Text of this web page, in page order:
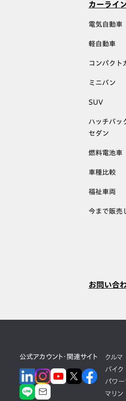
カーライ
電気自動車
軽自動車
コンパクト
ミニバン
SUV
ハッチバッ
セダン
燃料電池車
車種比較
福祉車両
今まで販売
お問い合
公式アカウント・関連サイト
クルマ
バイク
パワー
マリン